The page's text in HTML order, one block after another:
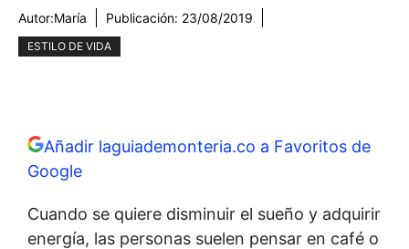
Autor:María Publicación: 23/08/2019
ESTILO DE VIDA
Añadir laguiademonteria.co a Favoritos de
Google
Cuando se quiere disminuir el sueño y adquirir
energía, las personas suelen pensar en café o